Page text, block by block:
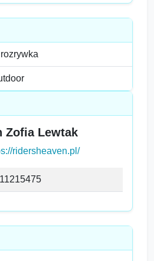
Zofia Lewtak
ridersheaven.pl/